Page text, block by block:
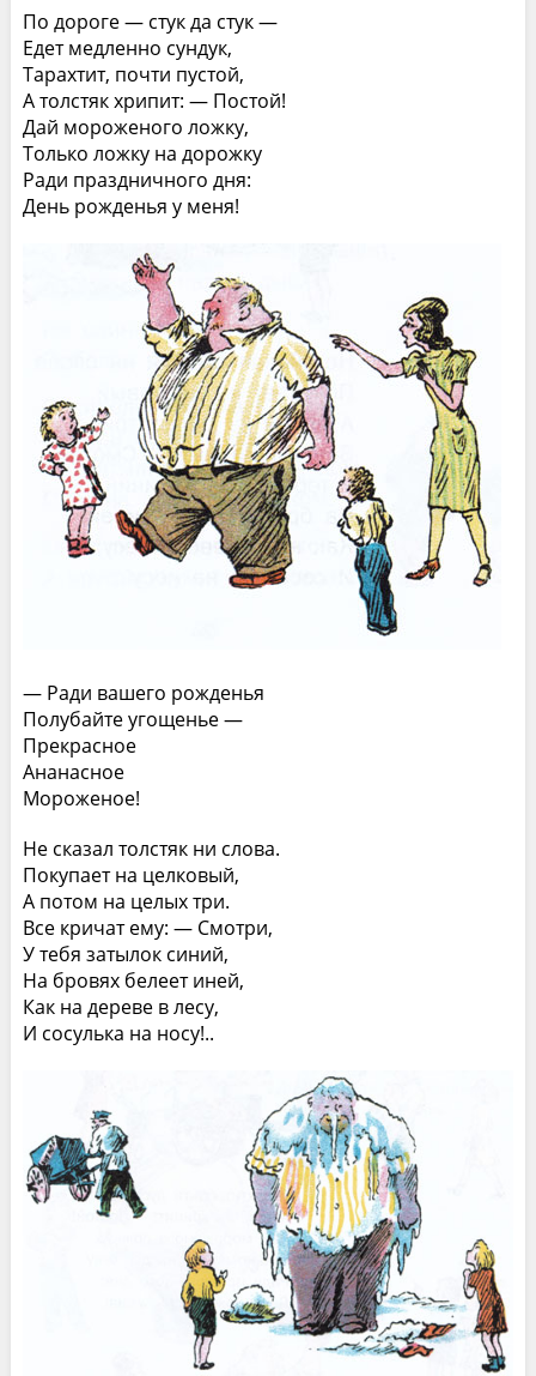
По дороге — стук да стук —
Едет медленно сундук,
Тарахтит, почти пустой,
А толстяк хрипит: — Постой!
Дай мороженого ложку,
Только ложку на дорожку
Ради праздничного дня:
День рожденья у меня!
— Ради вашего рожденья
Полубайте угощенье —
Прекрасное
Ананасное
Мороженое!
Не сказал толстяк ни слова.
Покупает на целковый,
А потом на целых три.
Все кричат ему: — Смотри,
У тебя затылок синий,
На бровях белеет иней,
Как на дереве в лесу,
И сосулька на носу!..